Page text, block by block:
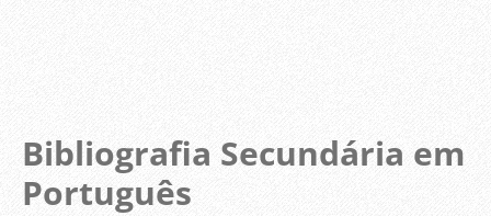
Bibliografia Secundária em
Português